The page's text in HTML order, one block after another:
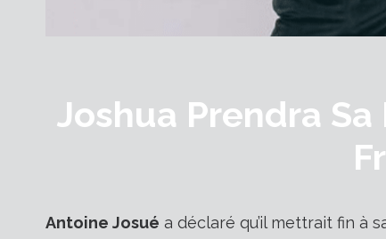
Joshua Prendra Sa
Antoine Josué a déclaré qu’il mettrait fin à